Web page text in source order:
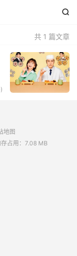

共 1 篇文章
)
地图
占用：7.08 MB